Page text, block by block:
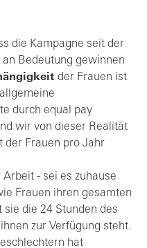
die Kampagne seit der
Bedeutung gewinnen
der Frauen ist
durch equal pay
wir von dieser Realität
der Frauen pro Jahr
- sei es zuhause
Frauen ihren gesamten
die 24 Stunden des
zur Verfügung steht.
hat